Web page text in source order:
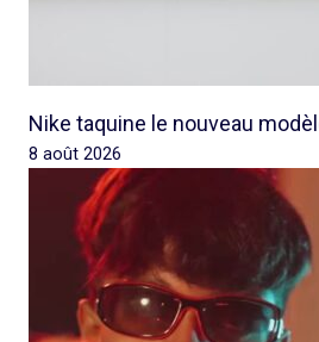
Nike taquine le nouveau
8 août 2026